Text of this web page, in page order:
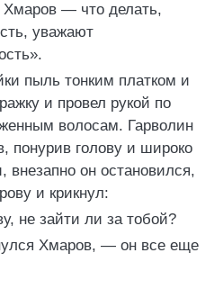
— что делать,
уважают
пыль тонким платком и
и провел рукой по
волосам. Гарволин
понурив голову и широко
он остановился,
и крикнул:
не зайти ли за тобой?
Хмаров, — он все еще